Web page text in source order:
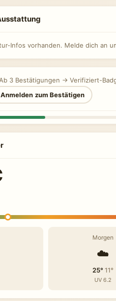
Infos vorhanden. Melde dich an
Ab 3 Bestätigungen → Verifiziert-
Anmelden zum Bestätigen
Morgen
☁️
25°11°
UV 6.2